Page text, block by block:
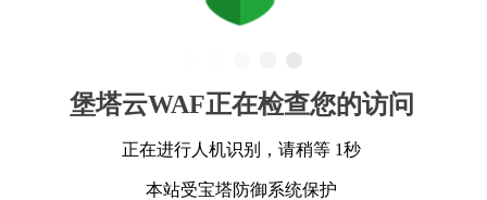
堡塔云WAF正在检查您的访问
正在进行人机识别，请稍等 1秒
本站受宝塔防御系统保护